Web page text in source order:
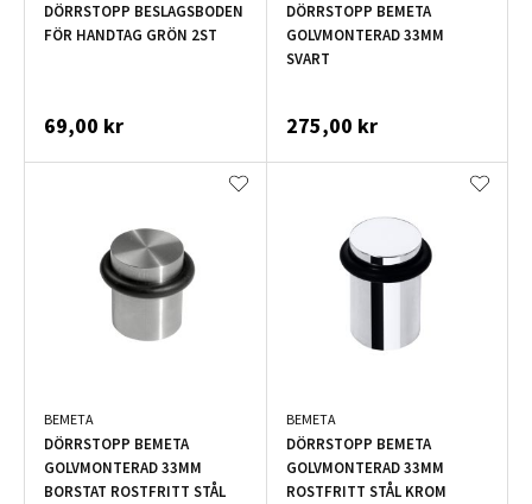
DÖRRSTOPP BESLAGSBODEN
FÖR HANDTAG GRÖN 2ST
69,00 kr
DÖRRSTOPP BEMETA
GOLVMONTERAD 33MM
SVART
275,00 kr
BEMETA
DÖRRSTOPP BEMETA
GOLVMONTERAD 33MM
BORSTAT ROSTFRITT STÅL
BEMETA
DÖRRSTOPP BEMETA
GOLVMONTERAD 33MM
ROSTFRITT STÅL KROM